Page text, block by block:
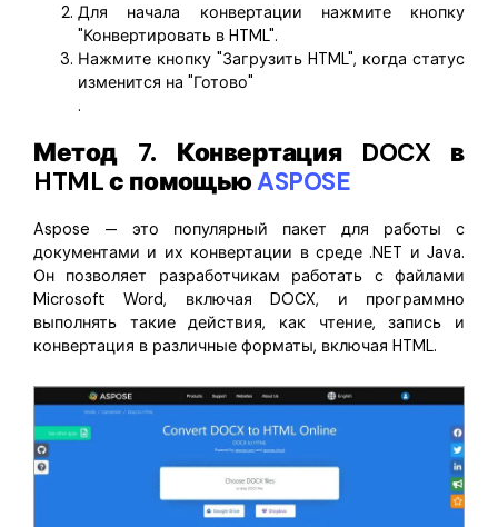
Для начала конвертации нажмите кнопку
"Конвертировать в HTML".
Нажмите кнопку "Загрузить HTML", когда статус
изменится на "Готово"
.
Метод 7. Конвертация DOCX в
HTML с помощьюASPOSE
Aspose — это популярный пакет для работы с
документами и их конвертации в среде .NET и Java.
Он позволяет разработчикам работать с файлами
Microsoft Word, включая DOCX, и программно
выполнять такие действия, как чтение, запись и
конвертация в различные форматы, включая HTML.